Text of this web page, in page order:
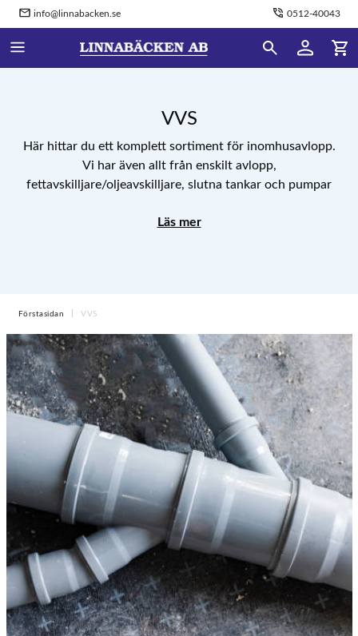
info@linnabacken.se 0512-40043
VVS
Här hittar du ett komplett sortiment för inomhusavlopp.
Vi har även allt från enskilt avlopp,
fettavskilljare/oljeavskilljare, slutna tankar och pumpar
Läs mer
Förstasidan VVS